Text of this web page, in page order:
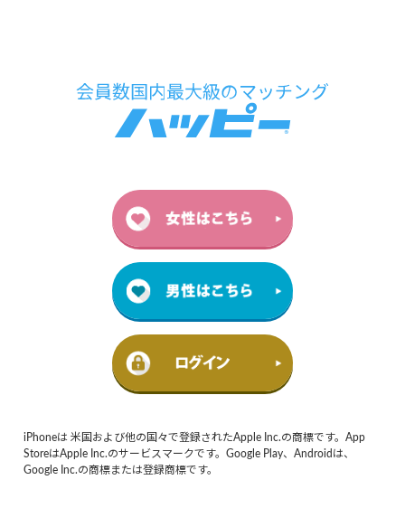
iPhoneは 米国および他の国々で登録されたApple Inc.の商標です。App
StoreはApple Inc.のサービスマークです。Google Play、Androidは、
Google Inc.の商標または登録商標です。